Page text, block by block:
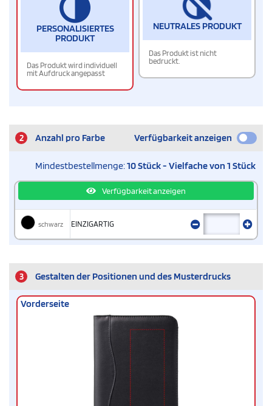
PERSONALISIERTES
PRODUKT
Das Produkt wird individuell
mit Aufdruck angepasst
NEUTRALES PRODUKT
Das Produkt ist nicht
bedruckt.
2 Anzahl pro Farbe Verfügbarkeit anzeigen
Mindestbestellmenge:10 Stück - Vielfache von 1 Stück
Verfügbarkeit anzeigen
schwarz EINZIGARTIG
3 Gestalten der Positionen und des Musterdrucks
Vorderseite